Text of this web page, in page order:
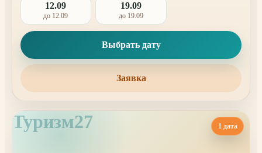
12.09
до 12.09
19.09
до 19.09
Выбрать дату
Заявка
Туризм27 1 дата